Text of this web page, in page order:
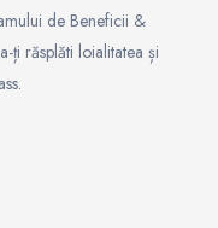
de Beneficii &
ți răsplăti loialitatea și